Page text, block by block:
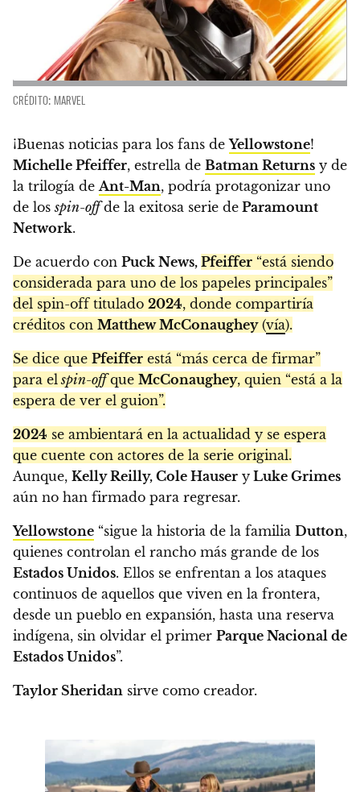
CRÉDITO: MARVEL
¡Buenas noticias para los fans deYellowstone!
Michelle Pfeiffer, estrella de Batman Returns y de
la trilogía de Ant-Man, podría protagonizar uno
de losspin-offde la exitosa serie de Paramount
Network.
De acuerdo con Puck News, Pfeiffer “está siendo
considerada para uno de los papeles principales”
del spin-off titulado 2024, donde compartiría
créditos con Matthew McConaughey(vía).
Se dice que Pfeiffer está “más cerca de firmar”
para el spin-offque McConaughey, quien “está a la
espera de ver el guion”.
2024 se ambientará en la actualidad y se espera
que cuente con actores de la serie original.
Aunque, Kelly Reilly, Cole Hauser y Luke Grimes
aún no han firmado para regresar.
Yellowstone “sigue la historia de la familia Dutton,
quienes controlan el rancho más grande de los
Estados Unidos. Ellos se enfrentan a los ataques
continuos de aquellos que viven en la frontera,
desde un pueblo en expansión, hasta una reserva
indígena, sin olvidar el primer Parque Nacional de
Estados Unidos”.
Taylor Sheridan sirve como creador.